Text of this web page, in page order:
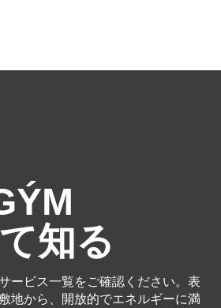
知る
ービス一覧をご確認ください。表
地から、開放的でエネルギーに満